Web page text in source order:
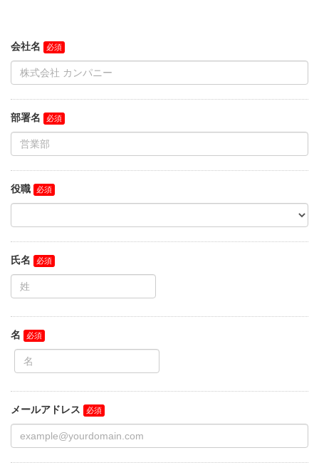
会社名
部署名
役職
氏名
名
メールアドレス